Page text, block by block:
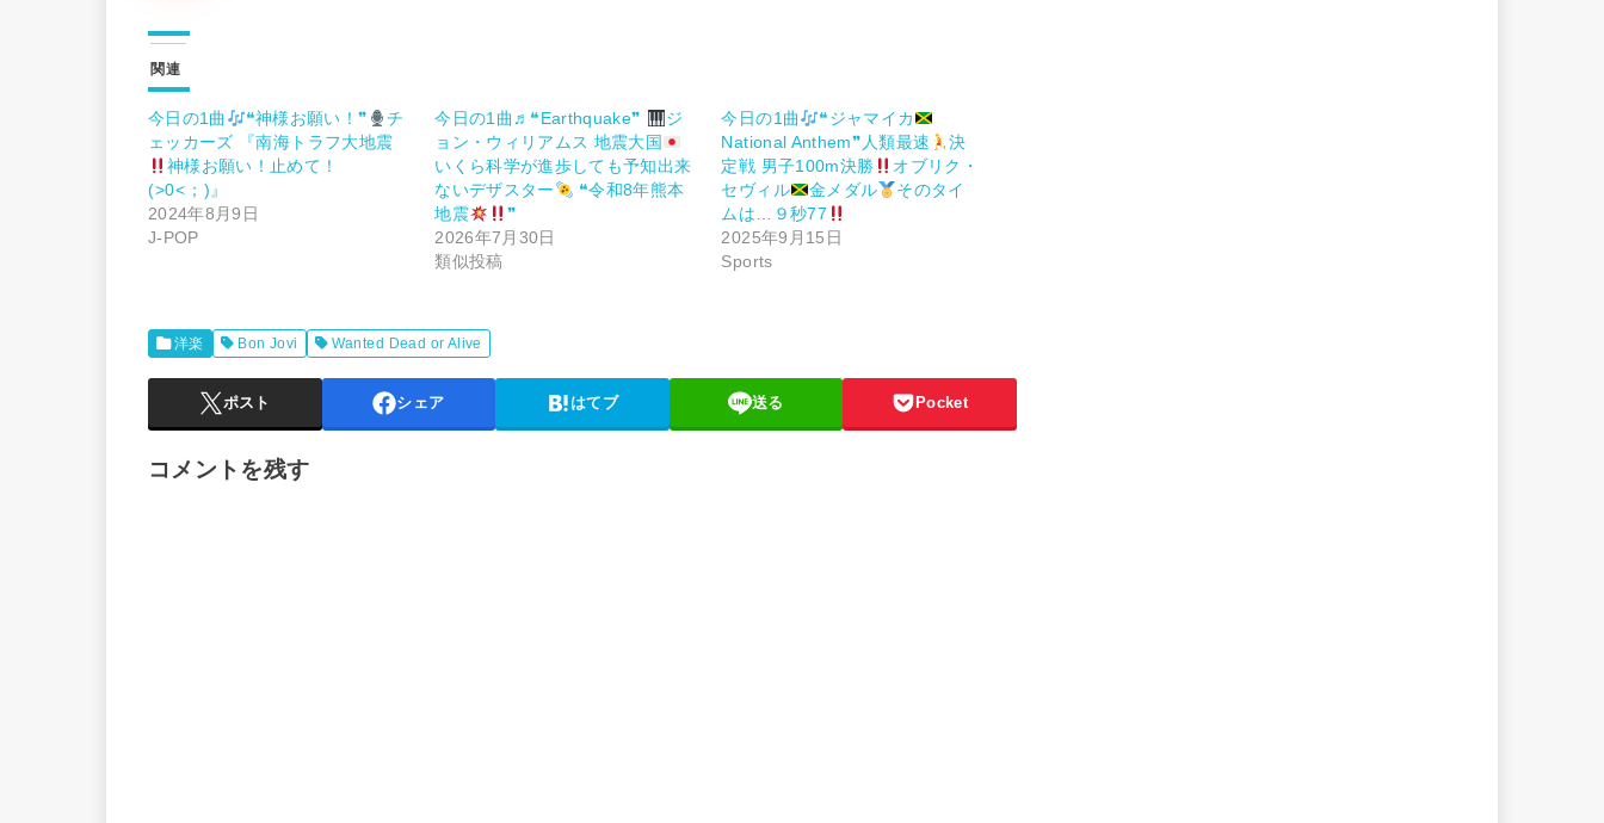
関連
今日の1曲 ❝神様お願い！❞
チ
ェッカーズ 『南海トラフ大地震
神様お願い！止めて！
(⁠>⁠0⁠<⁠；⁠)』
2024年8月9日
J-POP
今日の1曲♬❝Earthquake❞
ジ
ョン・ウィリアムス 地震大国
いくら科学が進歩しても予知出来
ないデザスター
❝令和8年熊本
地震
❞
2026年7月30日
類似投稿
今日の1曲
❝ジャマイカ
National Anthem❞人類最速
決
定戦 男子100m決勝
オブリク・
セヴィル
金メダル
そのタイ
ムは…９秒77
2025年9月15日
Sports
洋楽 Bon Jovi Wanted Dead or Alive
ポスト シェア はてブ 送る Pocket
コメントを残す